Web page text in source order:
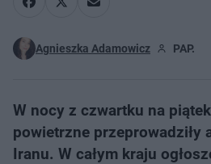
Agnieszka Adamowicz PAP.
W nocy z czwartku na
powietrzne przeprowadziły
Iranu. W całym kraju